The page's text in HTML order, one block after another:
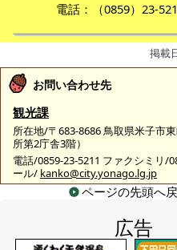
電話：（0859）23-
掲載
お問い合わせ先
観光課
所在地/〒683-8686 鳥取県米子市
所第2庁舎3階）
電話/0859-23-5211 ファクシミリ/
ール/ kanko@city.yonago.lg.jp
ページの先頭へ
広告